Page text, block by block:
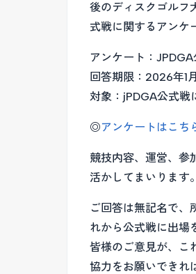
後のディスクゴルフ
式戦に関するアンケ
アンケート：
回答期限：2026年1
対象：jPDGA公式戦
◎アンケートはこち
競技内容、運営、参
活かしてまいります。
ご回答は無記名で、
れから公式戦に出場
皆様のご意見が、こ
協力をお願いできれ